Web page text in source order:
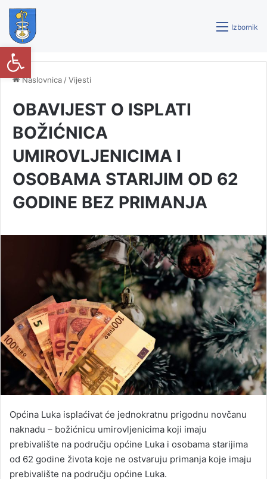
Izbornik
Naslovnica /Vijesti
OBAVIJEST O ISPLATI
BOŽIĆNICA
UMIROVLJENICIMA I
OSOBAMA STARIJIM OD 62
GODINE BEZ PRIMANJA
Općina Luka isplaćivat će jednokratnu prigodnu novčanu
naknadu – božićnicu umirovljenicima koji imaju
prebivalište na području općine Luka i osobama starijima
od 62 godine života koje ne ostvaruju primanja koje imaju
prebivalište na području općine Luka.
Open toolbar